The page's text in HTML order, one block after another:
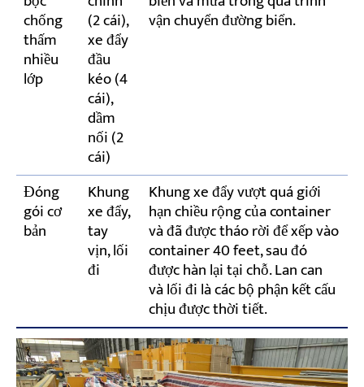
chống
thấm
nhiều
lớp
(2 cái),
xe đẩy
đầu
kéo (4
cái),
dầm
nối (2
cái)
vận chuyển đường biển.
Đóng
gói cơ
bản
Khung
xe đẩy,
tay
vịn, lối
đi
Khung xe đẩy vượt quá giới
hạn chiều rộng của container
và đã được tháo rời để xếp vào
container 40 feet, sau đó
được hàn lại tại chỗ. Lan can
và lối đi là các bộ phận kết cấu
chịu được thời tiết.